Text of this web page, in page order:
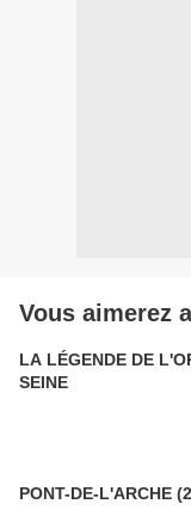
Vous aimerez
LA LÉGENDE DE
SEINE
PONT-DE-L'ARCHE